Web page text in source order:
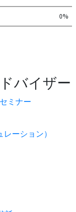
0%
バイザー
ミナー
ーション）